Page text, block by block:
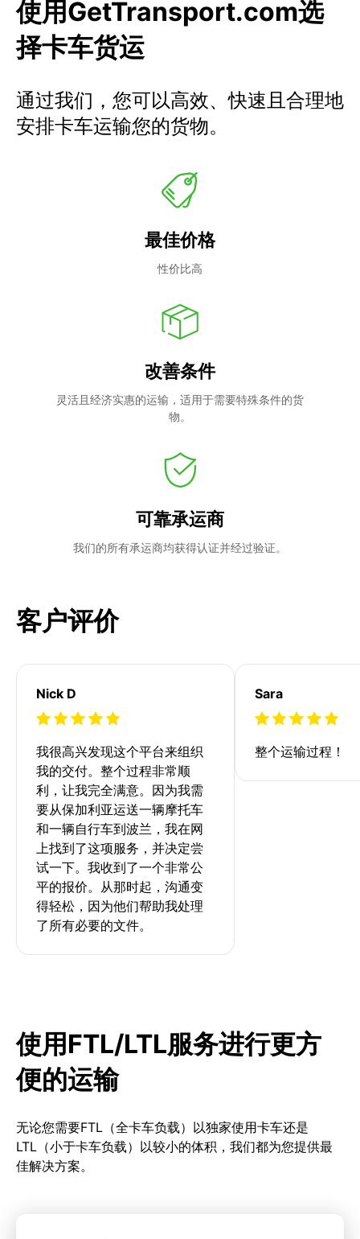
使用GetTransport.com选
择卡车货运
通过我们，您可以高效、快速且合理地
安排卡车运输您的货物。
最佳价格
性价比高
改善条件
灵活且经济实惠的运输，适用于需要特殊条件的货
物。
可靠承运商
我们的所有承运商均获得认证并经过验证。
客户评价
Nick D
我很高兴发现这个平台来组织
我的交付。整个过程非常顺
利，让我完全满意。因为我需
要从保加利亚运送一辆摩托车
和一辆自行车到波兰，我在网
上找到了这项服务，并决定尝
试一下。我收到了一个非常公
平的报价。从那时起，沟通变
得轻松，因为他们帮助我处理
了所有必要的文件。
Sara
整个运输过程！
使用FTL/LTL服务进行更方
便的运输
无论您需要FTL（全卡车负载）以独家使用卡车还是
LTL（小于卡车负载）以较小的体积，我们都为您提供最
佳解决方案。